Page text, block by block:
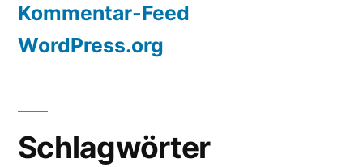
Kommentar-Feed
WordPress.org
Schlagwörter